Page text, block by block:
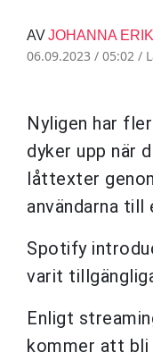
AVJOHANNA
06.09.2023 / 05:02 /
Nyligen har
dyker upp när
låttexter
användarna till
Spotify
varit
Enligt
kommer att bli